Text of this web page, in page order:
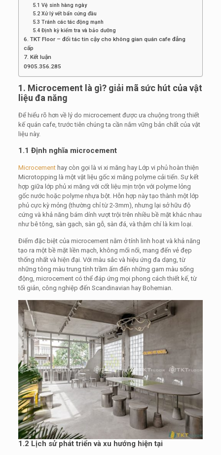
5.1 Vệ sinh hàng ngày
5.2 Xử lý vết bẩn cứng đầu
5.3 Tránh các tác động mạnh
5.4 Định kỳ kiểm tra và bảo dưỡng
6. TKT Floor – đối tác tin cậy cho không gian quán cafe đẳng
cấp
7. Kết luận
0905.356.285
1. Microcement là gì? giải mã sức hút của vật
liệu đa năng
Để hiểu rõ hơn về lý do microcement được ưa chuộng trong thiết
kế quán cafe, trước tiên chúng ta cần nắm vững bản chất của vật
liệu này.
1.1 Định nghĩa microcement
Microcementhay còn gọi là vi xi măng hay Lớp vi phủ hoàn thiện
Microtopping là một vật liệu gốc xi măng polyme cải tiến. Sự kết
hợp giữa lớp phủ xi măng với cốt liệu mịn trộn với polyme lỏng
gốc nước hoặc polyme nhựa bột. Hỗn hợp này tạo thành một lớp
phủ cực kỳ mỏng (thường chỉ từ 2-3mm), nhưng lại sở hữu độ
cứng và khả năng bám dính vượt trội trên nhiều bề mặt khác nhau
như bê tông, sàn gạch, sàn gỗ, sàn đá, và thậm chí là kim loại.
Điểm đặc biệt của microcement nằm ở tính linh hoạt và khả năng
tạo ra một bề mặt liền mạch, không mối nối, mang đến vẻ đẹp
thống nhất và hiện đại. Với màu sắc và hiệu ứng đa dạng, từ
những tông màu trung tính trầm ấm đến những gam màu sống
động, microcement có thể đáp ứng mọi phong cách thiết kế, từ
tối giản, công nghiệp đến Scandinavian hay Bohemian.
1.2 Lịch sử phát triển và xu hướng hiện tại